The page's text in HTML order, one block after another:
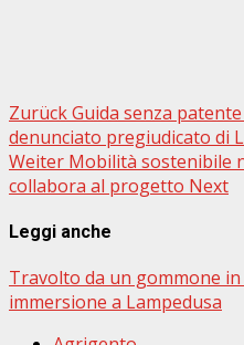
Beitragsnavigation
ZurückGuida senza
denunciato pregiudicato di
Weiter Mobilità sostenibile
collabora al progetto Next
Leggi anche
Travolto da un gommone
immersione a Lampedusa